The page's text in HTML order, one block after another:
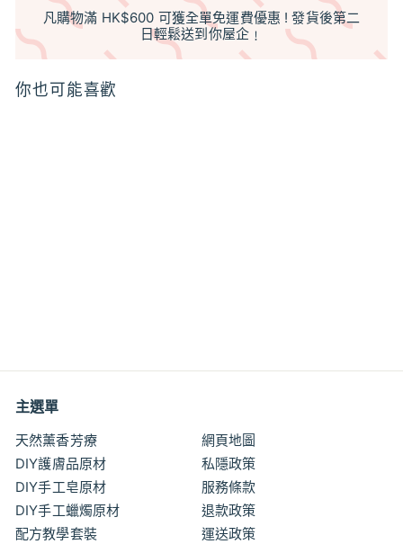
凡購物滿 HK$600 可獲全單免運費優惠 ! 發貨後第二
日輕鬆送到你屋企﹗
你也可能喜歡
0
.
主選單
天然薰香芳療
DIY護膚品原材
DIY手工皂原材
DIY手工蠟燭原材
配方教學套裝
網頁地圖
私隱政策
服務條款
退款政策
運送政策